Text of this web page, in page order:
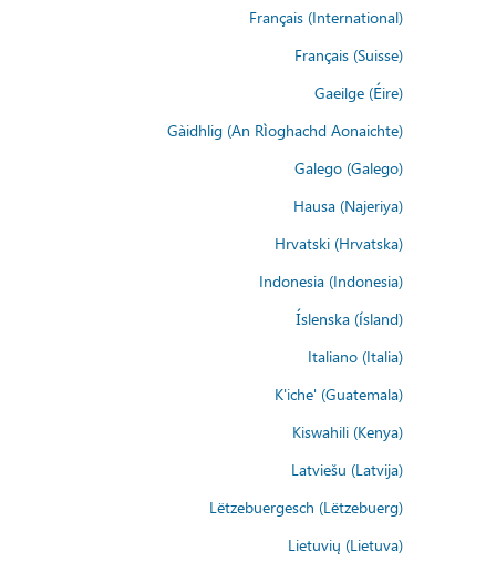
Français (International)
Français (Suisse)
Gaeilge (Éire)
Gàidhlig (An Rìoghachd Aonaichte)
Galego (Galego)
Hausa (Najeriya)
Hrvatski (Hrvatska)
Indonesia (Indonesia)
Íslenska (ísland)
Italiano (Italia)
K'iche' (Guatemala)
Kiswahili (Kenya)
Latviešu (Latvija)
Lëtzebuergesch (Lëtzebuerg)
Lietuvių (Lietuva)